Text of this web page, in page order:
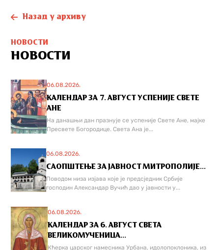
Назад у архиву
НОВОСТИ
НОВОСТИ
06.08.2026.
КАЛЕНДАР ЗА 7. АВГУСТ УСПЕНИЈЕ СВЕТЕ
АНЕ
На данашњи дан празнује се успеније Свете Ане, мајке
Пресвете Богородице. Света Ана је...
06.08.2026.
САОПШТЕЊЕ ЗА ЈАВНОСТ МИТРОПОЛИЈЕ...
Поводом низа изјава које је предсједник Србије
господин Александар Вучић дао у јавности у...
06.08.2026.
КАЛЕНДАР ЗА 6. АВГУСТ СВЕТА
ВЕЛИКОМУЧЕНИЦА...
Кћерка царског намесника Урбана, идолопоклоника, из